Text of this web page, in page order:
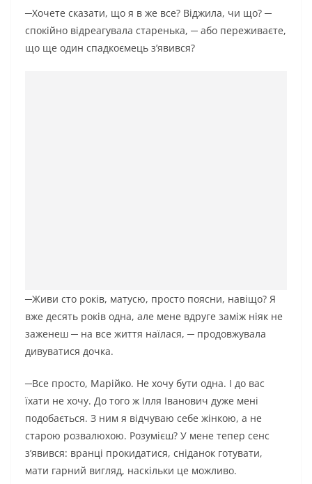
─Хочете сказати, що я в же все? Віджила, чи що? ─
спокійно відреагувала старенька, ─ або переживаєте,
що ще один спадкоємець з’явився?
─Живи сто років, матусю, просто поясни, навіщо? Я
вже десять років одна, але мене вдруге заміж ніяк не
заженеш ─ на все життя наїлася, ─ продовжувала
дивуватися дочка.
─Все просто, Марійко. Не хочу бути одна. І до вас
їхати не хочу. До того ж Ілля Іванович дуже мені
подобається. З ним я відчуваю себе жінкою, а не
старою розвалюхою. Розумієш? У мене тепер сенс
з’явився: вранці прокидатися, сніданок готувати,
мати гарний вигляд, наскільки це можливо.